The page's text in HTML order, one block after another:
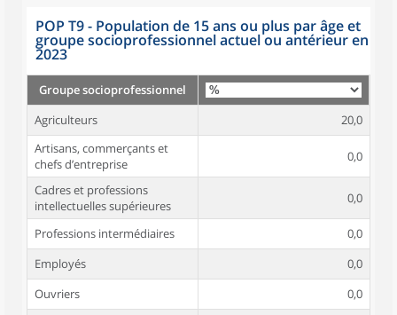
POP T9 - Population de 15 ans ou plus par âge et
groupe socioprofessionnel actuel ou antérieur en
2023
Groupe socioprofessionnel
Agriculteurs
20,0
Artisans, commerçants et
chefs d’entreprise
0,0
Cadres et professions
intellectuelles supérieures
0,0
Professions intermédiaires
0,0
Employés
0,0
Ouvriers
0,0